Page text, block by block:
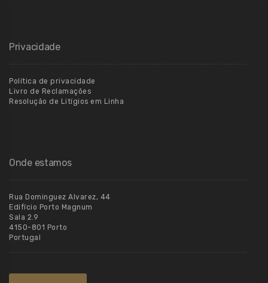
Privacidade
Política de privacidade
Livro de Reclamações
Resolução de Litígios em Linha
Onde estamos
Rua Dominguez Alvarez, 44
Edifício Porto Magnum
Sala 2.9
4150-801 Porto
Portugal